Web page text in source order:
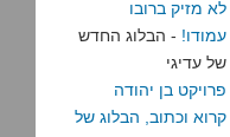
לא מזיק ברובו
עמודו! - הבלוג החדש
של עדיגי
פרויקט בן יהודה
קרוא וכתוב, הבלוג של